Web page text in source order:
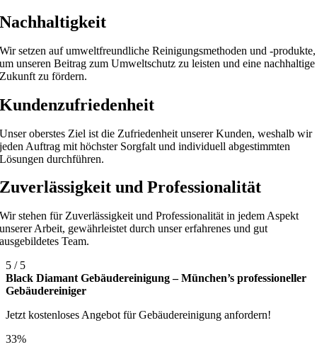
Nachhaltigkeit
Wir setzen auf umweltfreundliche Reinigungsmethoden und -produkte,
um unseren Beitrag zum Umweltschutz zu leisten und eine nachhaltige
Zukunft zu fördern.
Kundenzufriedenheit
Unser oberstes Ziel ist die Zufriedenheit unserer Kunden, weshalb wir
jeden Auftrag mit höchster Sorgfalt und individuell abgestimmten
Lösungen durchführen.
Zuverlässigkeit und Professionalität
Wir stehen für Zuverlässigkeit und Professionalität in jedem Aspekt
unserer Arbeit, gewährleistet durch unser erfahrenes und gut
ausgebildetes Team.
5 / 5
Black Diamant Gebäudereinigung – München’s professioneller
Gebäudereiniger
Jetzt kostenloses Angebot für Gebäudereinigung anfordern!
33%